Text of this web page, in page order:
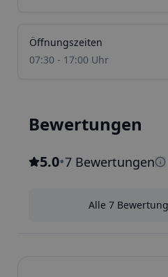
Öffnungszeiten
07:30 - 17:00 Uhr
Bewertungen
5.0•7 Bewertungen
Alle 7